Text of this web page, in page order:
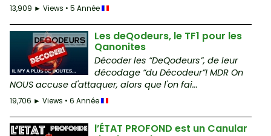
13,909 ► Views • 5 Année
Les deQodeurs, le TF1 pour les
Qanonites
Décoder les “DeQodeurs”, de leur
décodage “du Décodeur”! MDR On
NOUS accuse d'attaquer, alors que l'on fai...
19,706 ► Views • 6 Année
l’ÉTAT PROFOND est un Canular